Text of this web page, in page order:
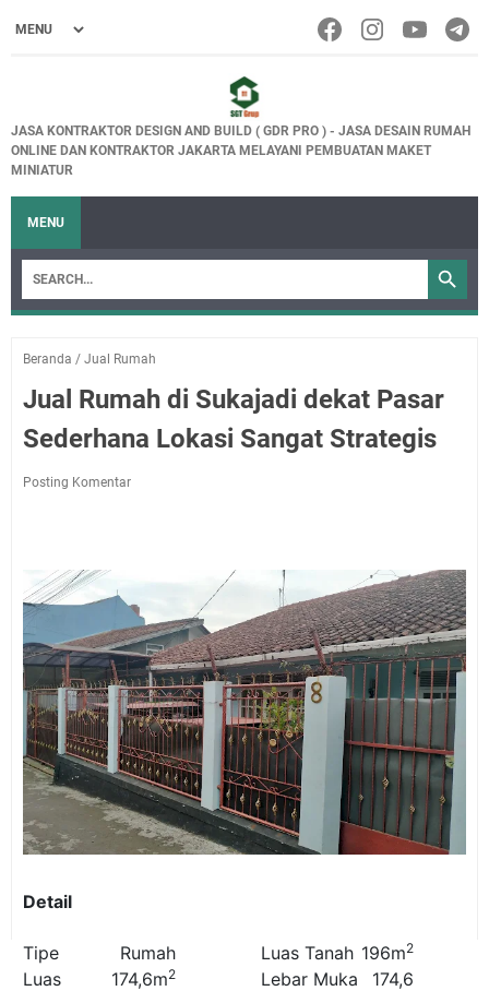
JASA KONTRAKTOR DESIGN AND BUILD ( GDR PRO ) - JASA DESAIN RUMAH
ONLINE DAN KONTRAKTOR JAKARTA MELAYANI PEMBUATAN MAKET
MINIATUR
MENU
Beranda / Jual Rumah
Jual Rumah di Sukajadi dekat Pasar
Sederhana Lokasi Sangat Strategis
Posting Komentar
Detail
Tipe Rumah Luas Tanah 196m2
Luas
174,6m2 Lebar Muka 174,6